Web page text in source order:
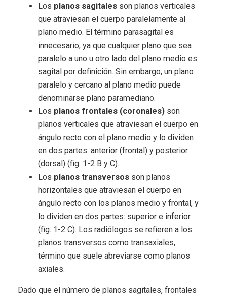
Los planos sagitales son planos verticales
que atraviesan el cuerpo paralelamente al
plano medio. El término parasagital es
innecesario, ya que cualquier plano que sea
paralelo a uno u otro lado del plano medio es
sagital por definición. Sin embargo, un plano
paralelo y cercano al plano medio puede
denominarse plano paramediano.
Los planos frontales (coronales) son
planos verticales que atraviesan el cuerpo en
ángulo recto con el plano medio y lo dividen
en dos partes: anterior (frontal) y posterior
(dorsal) (fig. 1-2 B y C).
Los planos transversos son planos
horizontales que atraviesan el cuerpo en
ángulo recto con los planos medio y frontal, y
lo dividen en dos partes: superior e inferior
(fig. 1-2 C). Los radiólogos se refieren a los
planos transversos como transaxiales,
término que suele abreviarse como planos
axiales.
Dado que el número de planos sagitales, frontales